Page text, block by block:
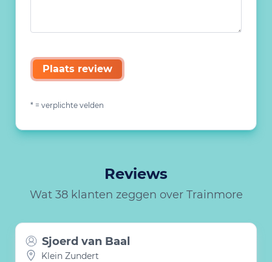
Plaats review
* = verplichte velden
Reviews
Wat 38 klanten zeggen over Trainmore
Sjoerd van Baal
Klein Zundert